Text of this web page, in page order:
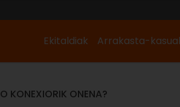
Ekitaldiak Arrakasta-
KONEXIORIK ONENA?